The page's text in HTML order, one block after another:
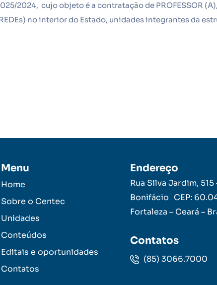
2024, cujo objeto é a contratação de PROFESSOR
no interior do Estado, unidades integrantes da
Menu
Home
Sobre o Centec
Unidades
Conteúdos
Editais e oportunidades
Contatos
Endereço
Rua Silva Jardim, 515
Bonifácio CEP:
Fortaleza – Ceará –
Contatos
(85) 3066.7000